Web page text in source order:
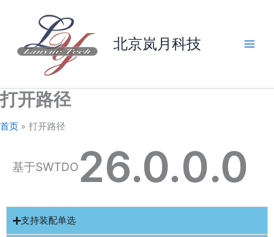
北京岚月科技
打开路径
首页 打开路径
基于SWTDO26.0.0.0
支持装配单选